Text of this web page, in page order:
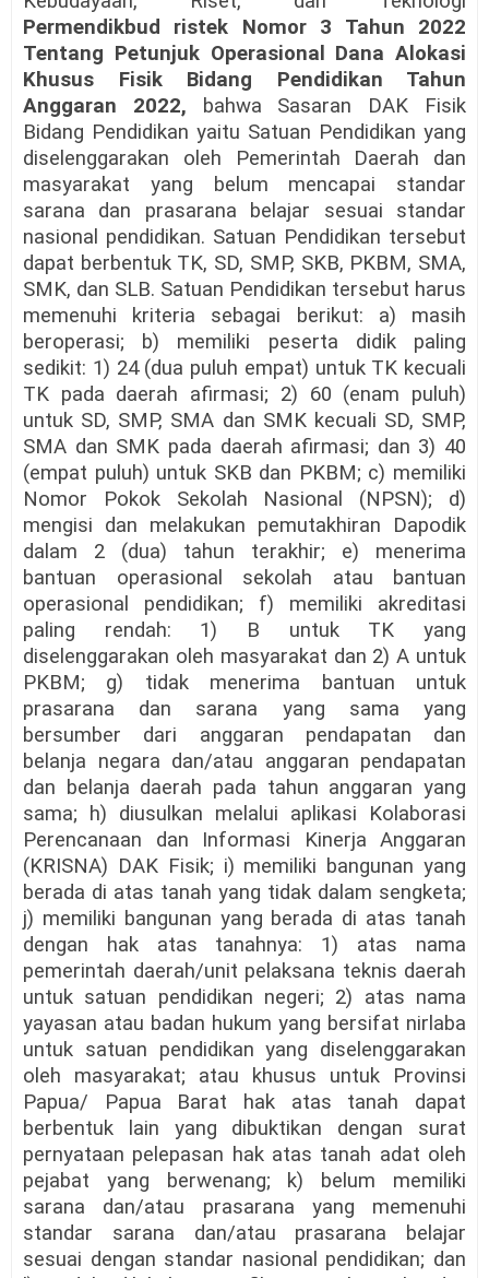
Permendikbud ristek Nomor 3 Tahun 2022
Tentang Petunjuk Operasional Dana Alokasi
Khusus Fisik Bidang Pendidikan Tahun
Anggaran 2022, bahwa Sasaran DAK Fisik
Bidang Pendidikan yaitu Satuan Pendidikan yang
diselenggarakan oleh Pemerintah Daerah dan
masyarakat yang belum mencapai standar
sarana dan prasarana belajar sesuai standar
nasional pendidikan. Satuan Pendidikan tersebut
dapat berbentuk TK, SD, SMP, SKB, PKBM, SMA,
SMK, dan SLB. Satuan Pendidikan tersebut harus
memenuhi kriteria sebagai berikut: a) masih
beroperasi; b) memiliki peserta didik paling
sedikit: 1) 24 (dua puluh empat) untuk TK kecuali
TK pada daerah afirmasi; 2) 60 (enam puluh)
untuk SD, SMP, SMA dan SMK kecuali SD, SMP,
SMA dan SMK pada daerah afirmasi; dan 3) 40
(empat puluh) untuk SKB dan PKBM; c) memiliki
Nomor Pokok Sekolah Nasional (NPSN); d)
mengisi dan melakukan pemutakhiran Dapodik
dalam 2 (dua) tahun terakhir; e) menerima
bantuan operasional sekolah atau bantuan
operasional pendidikan; f) memiliki akreditasi
paling rendah: 1) B untuk TK yang
diselenggarakan oleh masyarakat dan 2) A untuk
PKBM; g) tidak menerima bantuan untuk
prasarana dan sarana yang sama yang
bersumber dari anggaran pendapatan dan
belanja negara dan/atau anggaran pendapatan
dan belanja daerah pada tahun anggaran yang
sama; h) diusulkan melalui aplikasi Kolaborasi
Perencanaan dan Informasi Kinerja Anggaran
(KRISNA) DAK Fisik; i) memiliki bangunan yang
berada di atas tanah yang tidak dalam sengketa;
j) memiliki bangunan yang berada di atas tanah
dengan hak atas tanahnya: 1) atas nama
pemerintah daerah/unit pelaksana teknis daerah
untuk satuan pendidikan negeri; 2) atas nama
yayasan atau badan hukum yang bersifat nirlaba
untuk satuan pendidikan yang diselenggarakan
oleh masyarakat; atau khusus untuk Provinsi
Papua/ Papua Barat hak atas tanah dapat
berbentuk lain yang dibuktikan dengan surat
pernyataan pelepasan hak atas tanah adat oleh
pejabat yang berwenang; k) belum memiliki
sarana dan/atau prasarana yang memenuhi
standar sarana dan/atau prasarana belajar
sesuai dengan standar nasional pendidikan; dan